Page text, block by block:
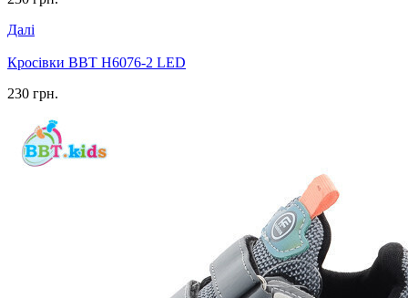
Далі
Кросівки BBT H6076-2 LED
230 грн.